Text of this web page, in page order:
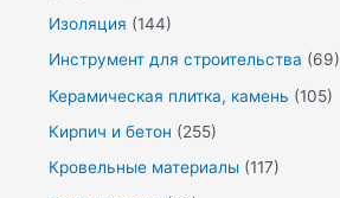
Изоляция (144)
Инструмент для строительства (69)
Керамическая плитка, камень (105)
Кирпич и бетон (255)
Кровельные материалы (117)